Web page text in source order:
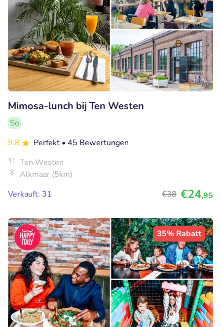
Mimosa-lunch bij Ten Westen
So
9.8
Perfekt • 45 Bewertungen
Ten Westen
Alkmaar (5km)
Verkauft: 31
€38 €24,95
35% Rabatt